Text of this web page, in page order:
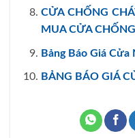
CỬA CHỐNG
MUA CỬA
Bảng Báo Giá Cửa
BẢNG BÁO GIÁ